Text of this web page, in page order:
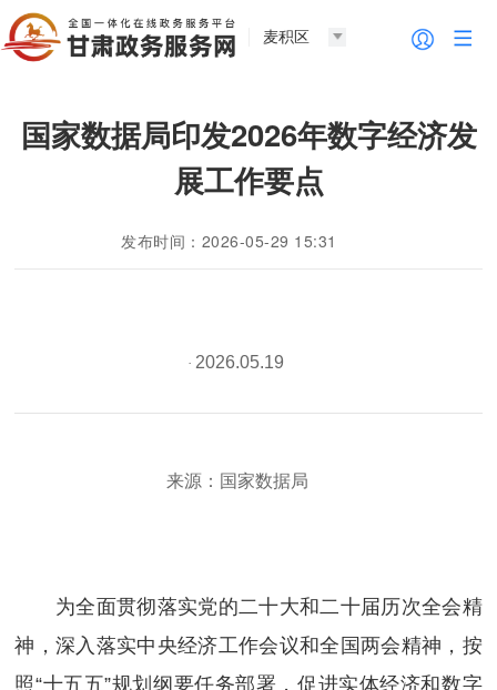
麦积区
国家数据局印发2026年数字经济发
展工作要点
发布时间：2026-05-29 15:31
· 2026.05.19
来源：国家数据局
为全面贯彻落实党的二十大和二十届历次全会精
神，深入落实中央经济工作会议和全国两会精神，按
照“十五五”规划纲要任务部署，促进实体经济和数字